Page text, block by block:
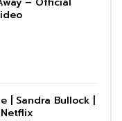
| Sandra Bullock |